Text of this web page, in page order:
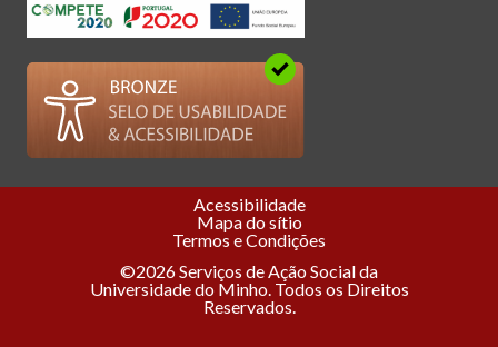
Acessibilidade
Mapa do sítio
Termos e Condições
©2026 Serviços de Ação Social da
Universidade do Minho. Todos os Direitos
Reservados.